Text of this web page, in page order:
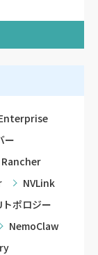
ー
Rancher
NVLink
トポロジー
NemoClaw